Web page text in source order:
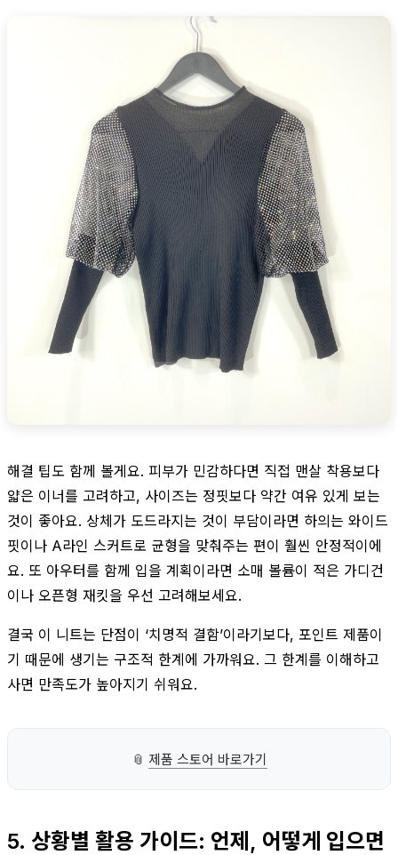
해결 팁도 함께 볼게요. 피부가 민감하다면 직접 맨살 착용보다
얇은 이너를 고려하고, 사이즈는 정핏보다 약간 여유 있게 보는
것이 좋아요. 상체가 도드라지는 것이 부담이라면 하의는 와이드
핏이나 A라인 스커트로 균형을 맞춰주는 편이 훨씬 안정적이에
요. 또 아우터를 함께 입을 계획이라면 소매 볼륨이 적은 가디건
이나 오픈형 재킷을 우선 고려해보세요.
결국 이 니트는 단점이 ‘치명적 결함’이라기보다, 포인트 제품이
기 때문에 생기는 구조적 한계에 가까워요. 그 한계를 이해하고
사면 만족도가 높아지기 쉬워요.
📎 제품 스토어 바로가기
5. 상황별 활용 가이드: 언제, 어떻게 입으면